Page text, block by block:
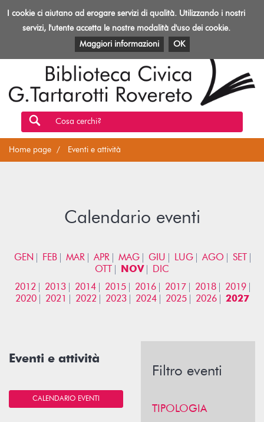
Toggle
Biblioteca
Rovereto
EVENTI E ATTIVITÀ PATRIMONIO E RISORSE
Cosa cerchi?
Home page Eventi e attività
Calendario eventi
GEN FEB MAR APR MAG GIU LUG AGO
SET
OTT
NOV
DIC
2012
2013 2014 2015 2016 2017 2018
2019
2020
2021 2022 2023 2024 2025 2026 2027
Eventi e attività
CALENDARIO EVENTI
Filtro eventi
TIPOLOGIA
I cookie ci aiutano ad erogare servizi di qualità. Utilizzando i nostri
servizi, l'utente accetta le nostre modalità d'uso dei cookie.
Maggiori informazioni
OK